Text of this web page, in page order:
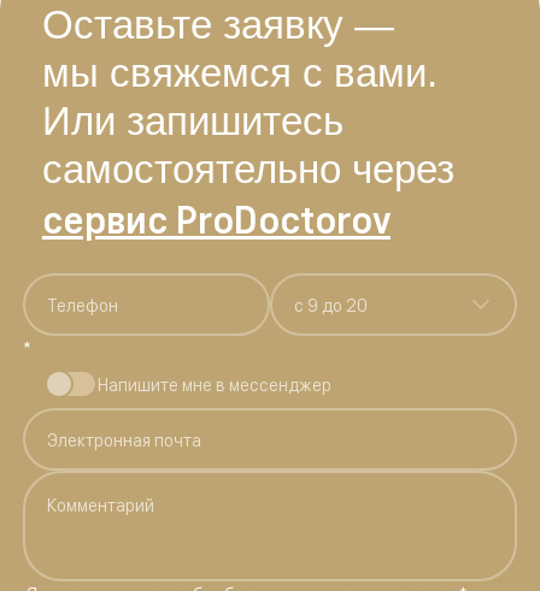
Оставьте заявку —
мы свяжемся с вами.
Или запишитесь
самостоятельно через
сервис ProDoctorov
*
c 9 до 20
Напишите мне в мессенджер